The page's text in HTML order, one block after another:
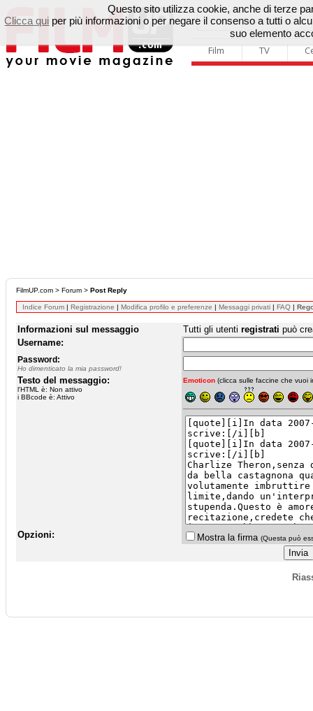
Film TV
FilmUP.com > Forum > Post Reply
Indice Forum | Registrazione | Modifica profilo e preferenze | Messaggi privati | FAQ |
Informazioni sul messaggio Tutti gli utenti registrati può
Username:
Password:
Ho dimenticato la mia password!
Testo del messaggio:
l'HTML è: Non attivo
i BBcode è: Attivo
Emoticon (clicca sulle faccine che vuoi
Opzioni: Mostra la firma (Questa può
Questo sito utilizza cookie, anche di terze
Clicca qui per più informazioni o per negare il consenso a tutti o
suo elemento